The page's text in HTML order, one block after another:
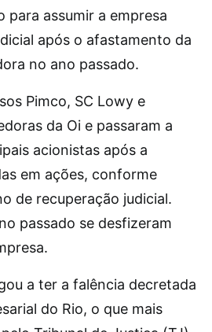
para assumir a empresa
após o afastamento da
no ano passado.
Pimco, SC Lowy e
da Oi e passaram a
acionistas após a
em ações, conforme
de recuperação judicial.
passado se desfizeram
a ter a falência decretada
do Rio, o que mais